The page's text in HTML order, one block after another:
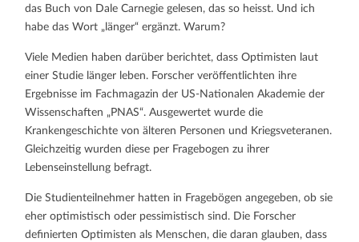
LÄNGER
das Buch von Dale Carnegie gelesen, das so heisst. Und ich
habe das Wort „länger“ ergänzt. Warum?
Viele Medien haben darüber berichtet, dass Optimisten laut
einer Studie länger leben. Forscher veröffentlichten ihre
Ergebnisse im Fachmagazin der US-Nationalen Akademie der
Wissenschaften „PNAS“. Ausgewertet wurde die
Krankengeschichte von älteren Personen und Kriegsveteranen.
Gleichzeitig wurden diese per Fragebogen zu ihrer
Lebenseinstellung befragt.
Die Studienteilnehmer hatten in Fragebögen angegeben, ob sie
eher optimistisch oder pessimistisch sind. Die Forscher
definierten Optimisten als Menschen, die daran glauben, dass